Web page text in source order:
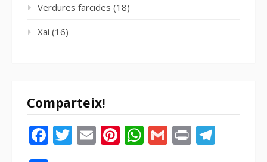
Verdures farcides (18)
Xai (16)
Comparteix!
Facebook
Twitter
EmailPinterest
WhatsApp
Gmail
Print